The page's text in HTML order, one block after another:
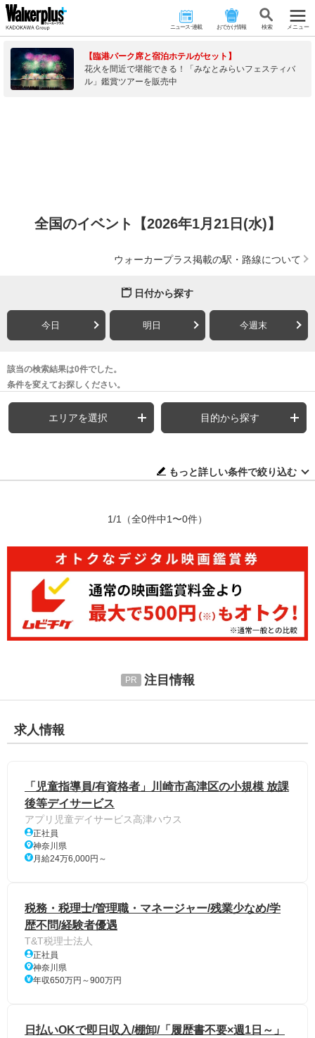
ニュース･連載 おでかけ情報 検 索 メニュー
【臨港パーク席と宿泊ホテルがセット】
花火を間近で堪能できる！「みなとみらいフェスティバ
ル」鑑賞ツアーを販売中
全国のイベント【2026年1月21日(水)】
ウォーカープラス掲載の駅・路線について
日付から探す
今日 明日 今週末
該当の検索結果は0件でした。
条件を変えてお探しください。
エリアを選択 目的から探す
もっと詳しい条件で絞り込む
1/1 （全0件中1〜0件）
注目情報
求人情報
「児童指導員/有資格者」川崎市高津区の小規模 放課
後等デイサービス
アプリ児童デイサービス高津ハウス
正社員
神奈川県
月給24万6,000円～
税務・税理士/管理職・マネージャー/残業少なめ/学
歴不問/経験者優遇
T&T税理士法人
正社員
神奈川県
年収650万円～900万円
日払いOKで即日収入/棚卸/「履歴書不要×週1日～」